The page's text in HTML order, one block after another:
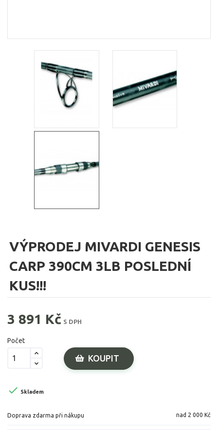
VÝPRODEJ MIVARDI GENESIS
CARP 390CM 3LB POSLEDNÍ
KUS!!!
3 891 Kč S DPH
Počet
KOUPIT
 Skladem
Doprava zdarma při nákupu nad 2 000 Kč